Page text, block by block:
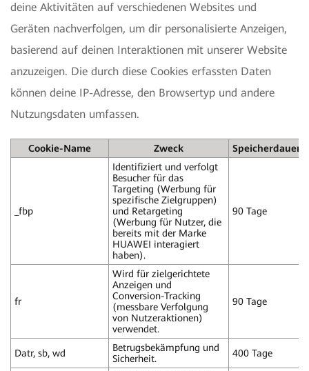
deine Aktivitäten auf verschiedenen Websites und
Geräten nachverfolgen, um dir personalisierte Anzeigen,
basierend auf deinen Interaktionen mit unserer Website
anzuzeigen. Die durch diese Cookies erfassten Daten
können deine IP-Adresse, den Browsertyp und andere
Nutzungsdaten umfassen.
Cookie-Name Zweck Speicherdauer
_fbp
Identifiziert und verfolgt
Besucher für das
Targeting (Werbung für
spezifische Zielgruppen)
und Retargeting
(Werbung für Nutzer, die
bereits mit der Marke
HUAWEI interagiert
haben).
90 Tage
fr
Wird für zielgerichtete
Anzeigen und
Conversion-Tracking
(messbare Verfolgung
von Nutzeraktionen)
verwendet.
90 Tage
Datr, sb, wd
Betrugsbekämpfung und
Sicherheit.
400 Tage